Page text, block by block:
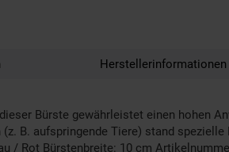
Herstellerinformationen
Bürste gewährleistet einen hohen
B. aufspringende Tiere) stand
/ Rot Bürstenbreite: 10 cm